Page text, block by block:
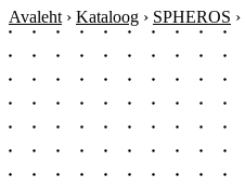
Avaleht › Kataloog › SPHEROS ›